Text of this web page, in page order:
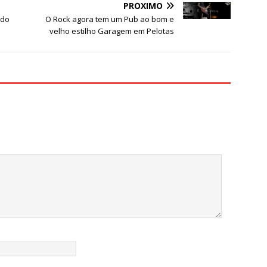
PRÓXIMO
O Rock agora tem um Pub ao bom e
velho estilho Garagem em Pelotas